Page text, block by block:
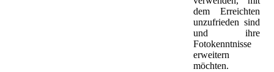
dem Erreichten
unzufrieden sind
und ihre
Fotokenntnisse
erweitern
möchten.